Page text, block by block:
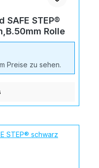
STEP®
Rolle
Preise zu sehen.